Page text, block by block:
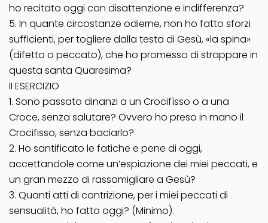
ho recitato oggi con disattenzione e indifferenza?
5. In quante circostanze odierne, non ho fatto sforzi
sufficienti, per togliere dalla testa di Gesù, «la spina»
(difetto o peccato), che ho promesso di strappare in
questa santa Quaresima?
II ESERCIZIO
1. Sono passato dinanzi a un Crocifìsso o a una
Croce, senza salutare? Ovvero ho preso in mano il
Crocifisso, senza baciarlo?
2. Ho santificato le fatiche e pene di oggi,
accettandole come un’espiazione dei miei peccati, e
un gran mezzo di rassomigliare a Gesù?
3. Quanti atti di contrizione, per i miei peccati di
sensualità, ho fatto oggi? (Minimo).